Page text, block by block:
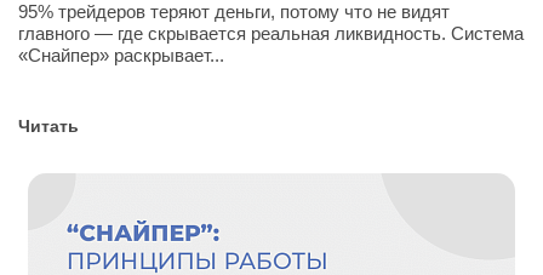
95% трейдеров теряют деньги, потому что не видят
главного — где скрывается реальная ликвидность. Система
«Снайпер» раскрывает...
Читать